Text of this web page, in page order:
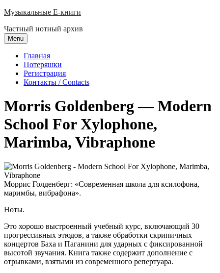
Skip
content
Музыкальные E-книги
Частный нотный архив
Menu
Главная
Потеряшки
Регистрация
Контакты / Contacts
Morris Goldenberg — Modern
School For Xylophone,
Marimba, Vibraphone
Моррис Голденберг: «Современная школа для ксилофона,
маримбы, вибрафона».
Ноты.
Это хорошо выстроенный учебный курс, включающий 30
прогрессивных этюдов, а также обработки скрипичных
концертов Баха и Паганини для ударных с фиксированной
высотой звучания. Книга также содержит дополнение с
отрывками, взятыми из современного репертуара.